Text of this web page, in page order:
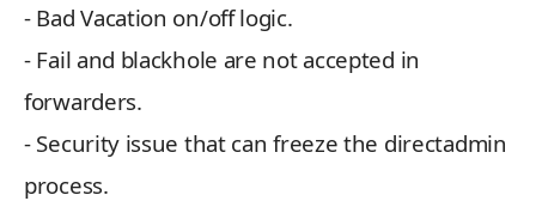
- Bad Vacation on/off logic.
- Fail and blackhole are not accepted in
forwarders.
- Security issue that can freeze the directadmin
process.